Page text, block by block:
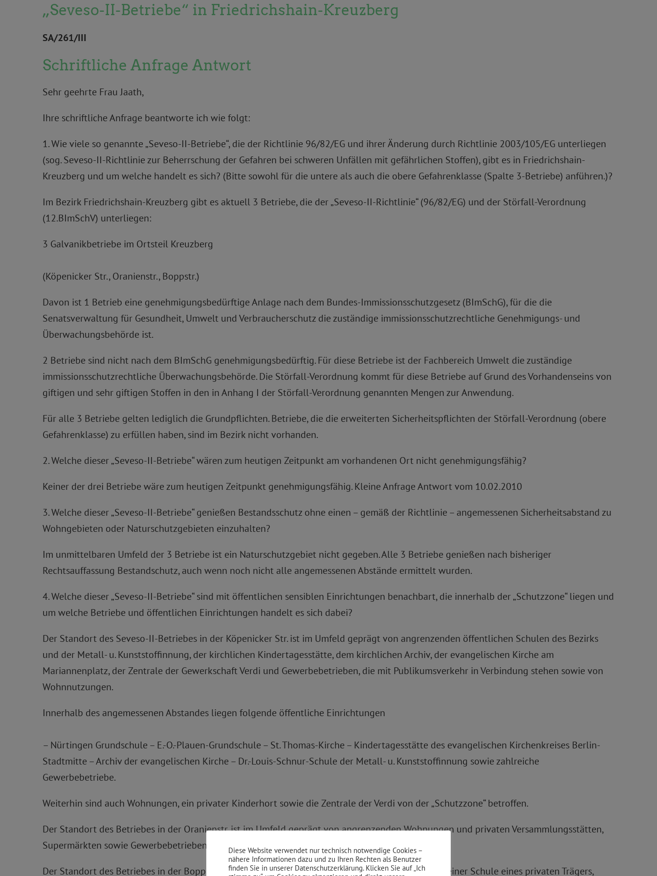
„Seveso-II-Betriebe“ in Friedrichshain-Kreuzberg
SA/261/III
Schriftliche Anfrage Antwort
Sehr geehrte Frau Jaath,
Ihre schriftliche Anfrage beantworte ich wie folgt:
1. Wie viele so genannte „Seveso-II-Betriebe“, die der Richtlinie 96/82/EG und ihrer Änderung durch Richtlinie 2003/105/EG unterliegen
(sog. Seveso-II-Richtlinie zur Beherrschung der Gefahren bei schweren Unfällen mit gefährlichen Stoffen), gibt es in Friedrichshain-
Kreuzberg und um welche handelt es sich? (Bitte sowohl für die untere als auch die obere Gefahrenklasse (Spalte 3-Betriebe) anführen.)?
Im Bezirk Friedrichshain-Kreuzberg gibt es aktuell 3 Betriebe, die der „Seveso-II-Richtlinie“ (96/82/EG) und der Störfall-Verordnung
(12.BImSchV) unterliegen:
3 Galvanikbetriebe im Ortsteil Kreuzberg
(Köpenicker Str., Oranienstr., Boppstr.)
Davon ist 1 Betrieb eine genehmigungsbedürftige Anlage nach dem Bundes-Immissionsschutzgesetz (BImSchG), für die die
Senatsverwaltung für Gesundheit, Umwelt und Verbraucherschutz die zuständige immissionsschutzrechtliche Genehmigungs- und
Überwachungsbehörde ist.
2 Betriebe sind nicht nach dem BImSchG genehmigungsbedürftig. Für diese Betriebe ist der Fachbereich Umwelt die zuständige
immissionsschutzrechtliche Überwachungsbehörde. Die Störfall-Verordnung kommt für diese Betriebe auf Grund des Vorhandenseins von
giftigen und sehr giftigen Stoffen in den in Anhang I der Störfall-Verordnung genannten Mengen zur Anwendung.
Für alle 3 Betriebe gelten lediglich die Grundpflichten. Betriebe, die die erweiterten Sicherheitspflichten der Störfall-Verordnung (obere
Gefahrenklasse) zu erfüllen haben, sind im Bezirk nicht vorhanden.
2. Welche dieser „Seveso-II-Betriebe“ wären zum heutigen Zeitpunkt am vorhandenen Ort nicht genehmigungsfähig?
Keiner der drei Betriebe wäre zum heutigen Zeitpunkt genehmigungsfähig. Kleine Anfrage Antwort vom 10.02.2010
3. Welche dieser „Seveso-II-Betriebe“ genießen Bestandsschutz ohne einen – gemäß der Richtlinie – angemessenen Sicherheitsabstand zu
Wohngebieten oder Naturschutzgebieten einzuhalten?
Im unmittelbaren Umfeld der 3 Betriebe ist ein Naturschutzgebiet nicht gegeben. Alle 3 Betriebe genießen nach bisheriger
Rechtsauffassung Bestandschutz, auch wenn noch nicht alle angemessenen Abstände ermittelt wurden.
4. Welche dieser „Seveso-II-Betriebe“ sind mit öffentlichen sensiblen Einrichtungen benachbart, die innerhalb der „Schutzzone“ liegen und
um welche Betriebe und öffentlichen Einrichtungen handelt es sich dabei?
Der Standort des Seveso-II-Betriebes in der Köpenicker Str. ist im Umfeld geprägt von angrenzenden öffentlichen Schulen des Bezirks
und der Metall- u. Kunststoffinnung, der kirchlichen Kindertagesstätte, dem kirchlichen Archiv, der evangelischen Kirche am
Mariannenplatz, der Zentrale der Gewerkschaft Verdi und Gewerbebetrieben, die mit Publikumsverkehr in Verbindung stehen sowie von
Wohnnutzungen.
Innerhalb des angemessenen Abstandes liegen folgende öffentliche Einrichtungen
– Nürtingen Grundschule – E.-O.-Plauen-Grundschule – St. Thomas-Kirche – Kindertagesstätte des evangelischen Kirchenkreises Berlin-
Stadtmitte – Archiv der evangelischen Kirche – Dr.-Louis-Schnur-Schule der Metall- u. Kunststoffinnung sowie zahlreiche
Gewerbebetriebe.
Weiterhin sind auch Wohnungen, ein privater Kinderhort sowie die Zentrale der Verdi von der „Schutzzone“ betroffen.
Der Standort des Betriebes in der Oranienstr. ist im Umfeld geprägt von angrenzenden Wohnungen und privaten Versammlungsstätten,
Supermärkten sowie Gewerbebetrieben, die mit Publikumsverkehr in Verbindung stehen.
Der Standort des Betriebes in der Boppstr. ist im Umfeld geprägt von angrenzenden Wohnungen, einer Schule eines privaten Trägers,
Diese Website verwendet nur technisch notwendige Cookies –
nähere Informationen dazu und zu Ihren Rechten als Benutzer
finden Sie in unserer Datenschutzerklärung. Klicken Sie auf „Ich